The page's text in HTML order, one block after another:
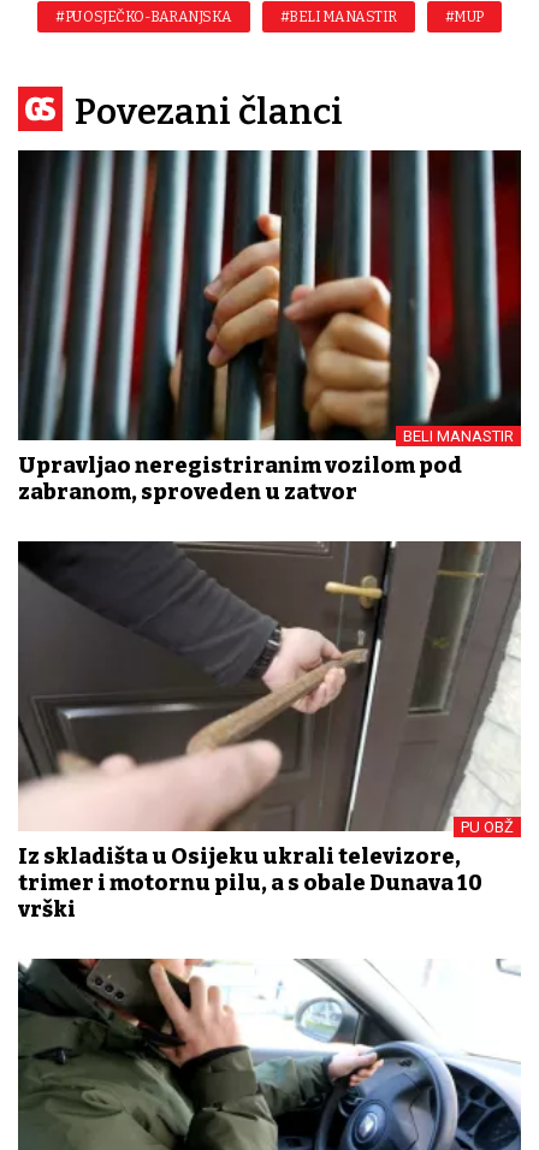
#PU OSJEČKO-BARANJSKA #BELI MANASTIR #MUP
Povezani članci
BELI MANASTIR
Upravljao neregistriranim vozilom pod
zabranom, sproveden u zatvor
PU OBŽ
Iz skladišta u Osijeku ukrali televizore,
trimer i motornu pilu, a s obale Dunava 10
vrški